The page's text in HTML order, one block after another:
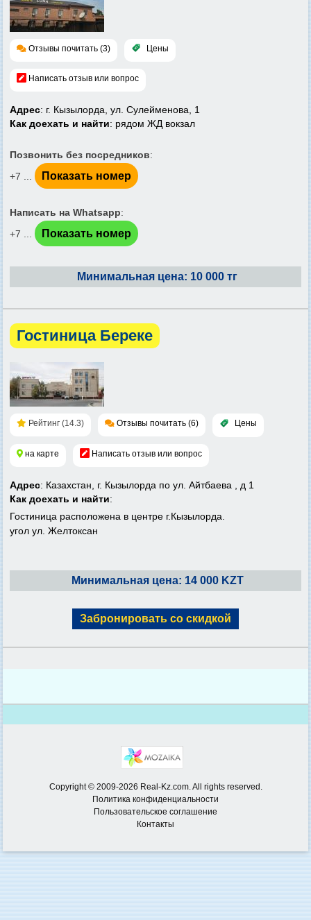
Отзывы почитать (3) Цены
Написать отзыв или вопрос
Адрес: г. Кызылорда, ул. Сулейменова, 1
Как доехать и найти: рядом ЖД вокзал
Позвонить без посредников:
+7 ...
Показать номер
Написать на Whatsapp:
+7 ...
Показать номер
Минимальная цена: 10 000 тг
Гостиница Береке
Рейтинг (14.3) Отзывы почитать (6) Цены
на карте Написать отзыв или вопрос
Адрес: Казахстан, г. Кызылорда по ул. Айтбаева , д 1
Как доехать и найти:
Гостиница расположена в центре г.Кызылорда.
угол ул. Желтоксан
Минимальная цена: 14 000 KZT
Забронировать со скидкой
Copyright © 2009-2026 Real-Kz.com. All rights reserved.
Политика конфиденциальности
Пользовательское соглашение
Контакты